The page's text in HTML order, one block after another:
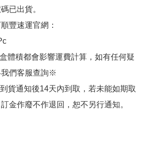
已出貨。
豐速運官網：
體積都會影響運費計算，如有任何疑
我們客服查詢※
貨通知後14天內到取，若未能如期取
金作廢不作退回，恕不另行通知。